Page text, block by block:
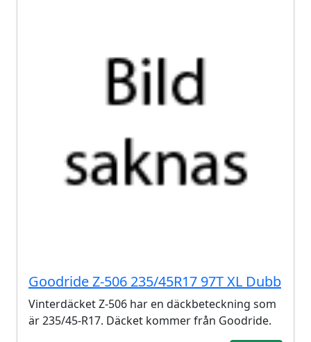
Goodride Z-506 235/45R17 97T XL Dubb
Vinterdäcket Z-506 har en däckbeteckning som
är 235/45-R17. Däcket kommer från Goodride.